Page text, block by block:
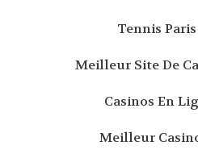
Tennis
Meilleur Site De
Casinos En
Meilleur